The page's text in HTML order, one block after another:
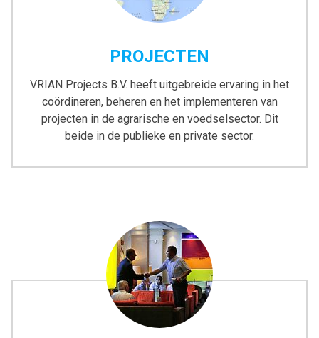
PROJECTEN
VRIAN Projects B.V. heeft uitgebreide ervaring in het
coördineren, beheren en het implementeren van
projecten in de agrarische en voedselsector. Dit
beide in de publieke en private sector.